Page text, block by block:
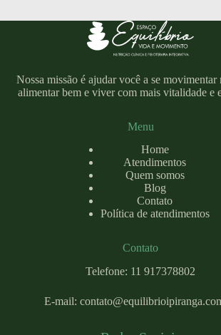
Nossa missão é ajudar você a se movimentar
alimentar bem e viver com mais vitalidade e
Menu
Home
Atendimentos
Quem somos
Blog
Contato
Política de atendimentos
Contato
Telefone: 11 917378802
E-mail: